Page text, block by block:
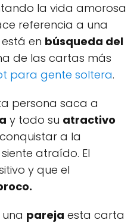
la vida amorosa
referencia a una
en búsqueda del
de las cartas más
para gente soltera.
persona saca a
y todo su atractivo
a la
atraído. El
y que el
pareja esta carta